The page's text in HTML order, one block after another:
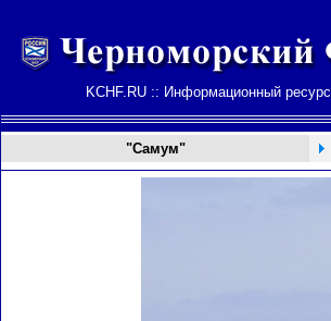
KCHF.RU :: Информационный ресурс
"Самум"